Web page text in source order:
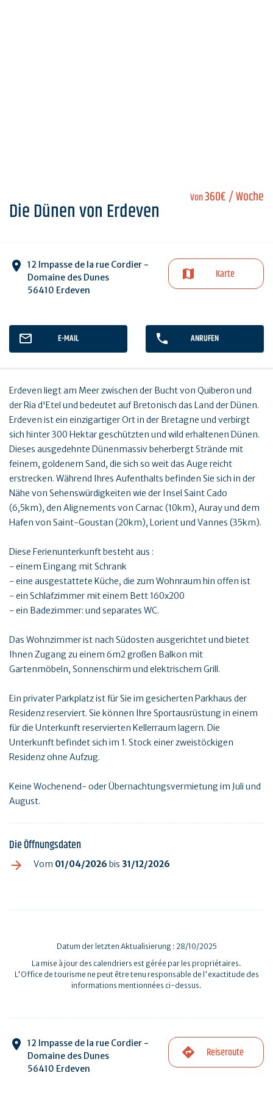
Von360€/ Woche
Die Dünen von Erdeven
12 Impasse de la rue Cordier -
Domaine des Dunes
56410 Erdeven
Karte
E-MAIL ANRUFEN
Erdeven liegt am Meer zwischen der Bucht von Quiberon und
der Ria d'Etel und bedeutet auf Bretonisch das Land der Dünen.
Erdeven ist ein einzigartiger Ort in der Bretagne und verbirgt
sich hinter 300 Hektar geschützten und wild erhaltenen Dünen.
Dieses ausgedehnte Dünenmassiv beherbergt Strände mit
feinem, goldenem Sand, die sich so weit das Auge reicht
erstrecken. Während Ihres Aufenthalts befinden Sie sich in der
Nähe von Sehenswürdigkeiten wie der Insel Saint Cado
(6,5km), den Alignements von Carnac (10km), Auray und dem
Hafen von Saint-Goustan (20km), Lorient und Vannes (35km).
Diese Ferienunterkunft besteht aus :
- einem Eingang mit Schrank
- eine ausgestattete Küche, die zum Wohnraum hin offen ist
- ein Schlafzimmer mit einem Bett 160x200
- ein Badezimmer: und separates WC.
Das Wohnzimmer ist nach Südosten ausgerichtet und bietet
Ihnen Zugang zu einem 6m2 großen Balkon mit
Gartenmöbeln, Sonnenschirm und elektrischem Grill.
Ein privater Parkplatz ist für Sie im gesicherten Parkhaus der
Residenz reserviert. Sie können Ihre Sportausrüstung in einem
für die Unterkunft reservierten Kellerraum lagern. Die
Unterkunft befindet sich im 1. Stock einer zweistöckigen
Residenz ohne Aufzug.
Keine Wochenend- oder Übernachtungsvermietung im Juli und
August.
Die Öffnungsdaten
Vom 01/04/2026 bis 31/12/2026
Datum der letzten Aktualisierung : 28/10/2025
La mise à jour des calendriers est gérée par les propriétaires.
L'Office de tourisme ne peut être tenu responsable de l'exactitude des
informations mentionnées ci-dessus.
12 Impasse de la rue Cordier -
Domaine des Dunes
56410 Erdeven
Reiseroute